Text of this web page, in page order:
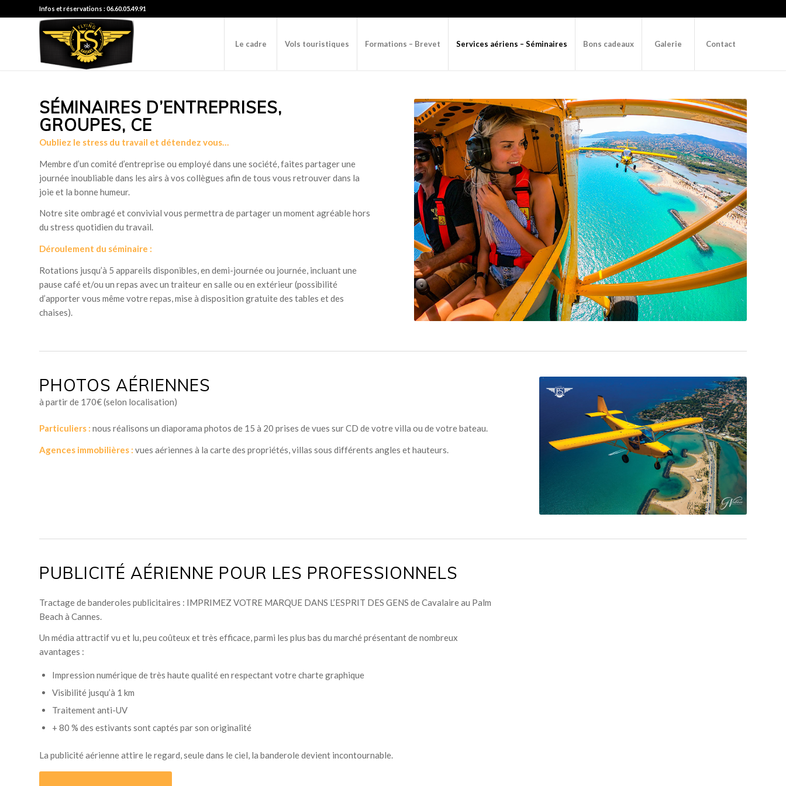
Infos et réservations : 06.60.05.49.91
Le cadre Vols touristiques Formations – Brevet Services aériens – Séminaires Bons cadeaux Galerie Contact
SÉMINAIRES D’ENTREPRISES,
GROUPES, CE
Oubliez le stress du travail et détendez vous…
Membre d’un comité d’entreprise ou employé dans une société, faites partager une
journée inoubliable dans les airs à vos collègues afin de tous vous retrouver dans la
joie et la bonne humeur.
Notre site ombragé et convivial vous permettra de partager un moment agréable hors
du stress quotidien du travail.
Déroulement du séminaire :
Rotations jusqu’à 5 appareils disponibles, en demi-journée ou journée, incluant une
pause café et/ou un repas avec un traiteur en salle ou en extérieur (possibilité
d’apporter vous même votre repas, mise à disposition gratuite des tables et des
chaises).
PHOTOS AÉRIENNES
à partir de 170€ (selon localisation)
Particuliers : nous réalisons un diaporama photos de 15 à 20 prises de vues sur CD de votre villa ou de votre bateau.
Agences immobilières : vues aériennes à la carte des propriétés, villas sous différents angles et hauteurs.
PUBLICITÉ AÉRIENNE POUR LES PROFESSIONNELS
Tractage de banderoles publicitaires : IMPRIMEZ VOTRE MARQUE DANS L’ESPRIT DES GENS de Cavalaire au Palm
Beach à Cannes.
Un média attractif vu et lu, peu coûteux et très efficace, parmi les plus bas du marché présentant de nombreux
avantages :
Impression numérique de très haute qualité en respectant votre charte graphique
Visibilité jusqu’à 1 km
Traitement anti-UV
+ 80 % des estivants sont captés par son originalité
La publicité aérienne attire le regard, seule dans le ciel, la banderole devient incontournable.